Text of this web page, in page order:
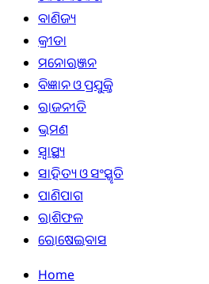
ବାଣିଜ୍ୟ
କ୍ରୀଡା
ମନୋରଞ୍ଜନ
ବିଜ୍ଞାନ ଓ ପ୍ରଯୁକ୍ତି
ରାଜନୀତି
ଭ୍ରମଣ
ସ୍ୱାସ୍ଥ୍ୟ
ସାହିତ୍ୟ ଓ ସଂସ୍କୃତି
ପାଣିପାଗ
ରାଶିଫଳ
ରୋଷେଇବାସ
Home